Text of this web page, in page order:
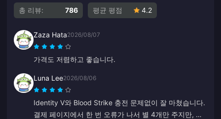
총 리뷰: 786 평균 평점 4.2
Zaza Hata2026/08/07
가격도 저렴하고 좋습니다.
Luna Lee2026/08/06
Identity V와 Blood Strike 충전 문제없이 잘 마쳤습니다.
결제 페이지에서 한 번 오류가 나서 별 4개만 주지만, 고